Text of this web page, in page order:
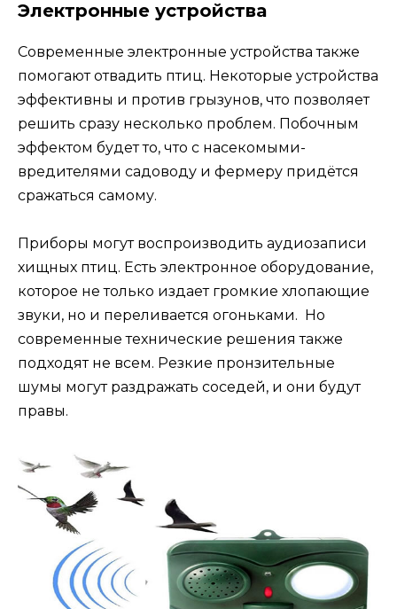
Электронные устройства
Современные электронные устройства также
помогают отвадить птиц. Некоторые устройства
эффективны и против грызунов, что позволяет
решить сразу несколько проблем. Побочным
эффектом будет то, что с насекомыми-
вредителями садоводу и фермеру придётся
сражаться самому.
Приборы могут воспроизводить аудиозаписи
хищных птиц. Есть электронное оборудование,
которое не только издает громкие хлопающие
звуки, но и переливается огоньками. Но
современные технические решения также
подходят не всем. Резкие пронзительные
шумы могут раздражать соседей, и они будут
правы.